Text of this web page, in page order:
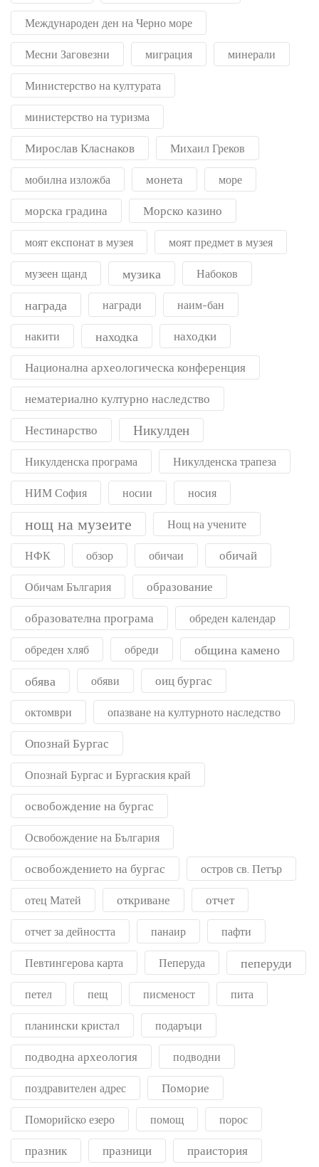
Международен ден на Черно море
Месни Заговезни миграция минерали
Министерство на културата
министерство на туризма
Мирослав Класнаков Михаил Греков
мобилна изложба монета море
морска градина Морско казино
моят експонат в музея моят предмет в музея
музеен щанд музика Набоков
награда награди наим-бан
накити находка находки
Национална археологическа конференция
нематериално културно наследство
Нестинарство Никулден
Никулденска програма Никулденска трапеза
НИМ София носии носия
нощ на музеите Нощ на учените
НФК обзор обичаи обичай
Обичам България образование
образователна програма обреден календар
обреден хляб обреди
община камено
обява
обяви оиц бургас
октомври опазване на културното наследство
Опознай Бургас
Опознай Бургас и Бургаския край
освобождение на бургас
Освобождение на България
освобождението на бургас остров св. Петър
отец Матей откриване отчет
отчет за дейността панаир пафти
Певтингерова карта Пеперуда пеперуди
петел пещ писменост пита
планински кристал подаръци
подводна археология подводни
поздравителен адрес Поморие
Поморийско езеро помощ порос
празник празници праистория